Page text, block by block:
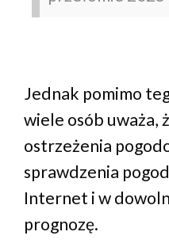
Jednak pomimo
wiele osób uważa,
ostrzeżenia
sprawdzenia
Internet i w
prognozę.